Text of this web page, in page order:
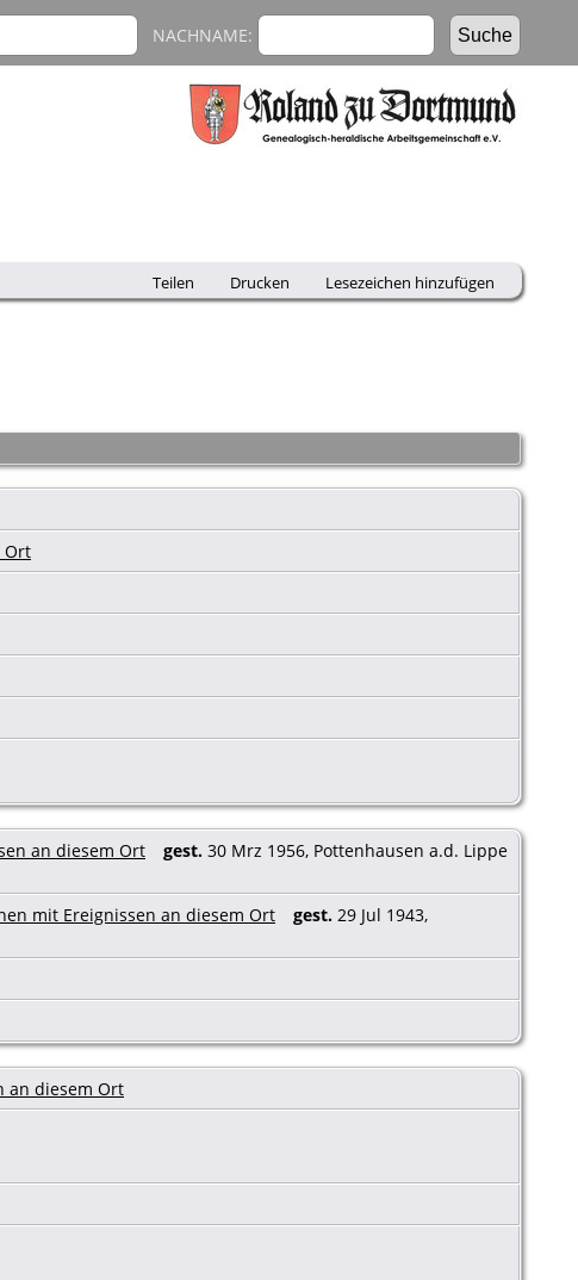
NACHNAME:
Teilen Drucken Lesezeichen hinzufügen
gest. 30 Mrz 1956, Pottenhausen a.d. Lippe
gest. 29 Jul 1943,